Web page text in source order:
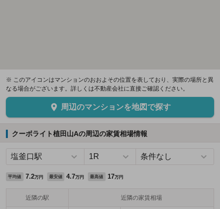
※ このアイコンはマンションのおおよその位置を表しており、実際の場所と異
なる場合がございます。詳しくは不動産会社に直接ご確認ください。
周辺のマンションを地図で探す
クーボライト植田山Aの周辺の家賃相場情報
平均値 7.2万円 最安値 4.7万円 最高値 17万円
近隣の駅 近隣の家賃相場